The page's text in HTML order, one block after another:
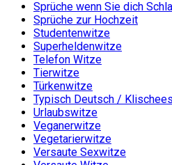
Sprüche wenn Sie dich
Sprüche zur Hochzeit
Studentenwitze
Superheldenwitze
Telefon Witze
Tierwitze
Türkenwitze
Typisch Deutsch / Klischees
Urlaubswitze
Veganerwitze
Vegetarierwitze
Versaute Sexwitze